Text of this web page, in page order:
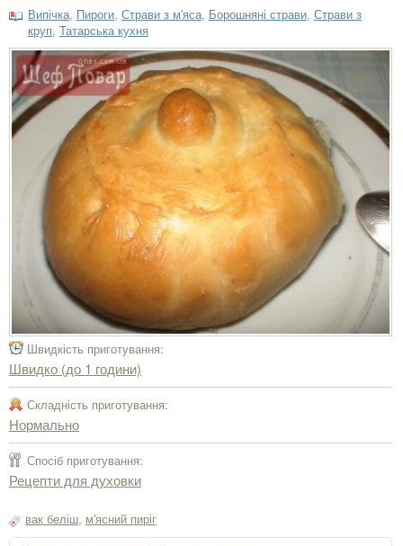
Випічка Пироги Страви з м'яса Борошняні страви Страви з
круп Татарська кухня
Швидкість приготування:
Швидко (до 1 години)
Складність приготування:
Нормально
Спосіб приготування:
Рецепти для духовки
вак беліш м'ясний пиріг